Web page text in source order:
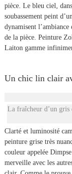
pièce. Le bleu ciel,
soubassement peint
dynamisent
de la pièce. Peinture
Laiton gamme
Un chic lin clair
La fraîcheur d’un
Clarté et luminosité
peinture grise très
couleur appelée
merveille avec les